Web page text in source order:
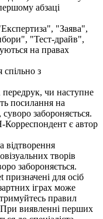
абзаці
"Заява",
"Тест-драйв",
на правах
спільно з
передрук, чи наступне
посилання на
забороняється.
Корреспондент є автор
відтворення
творів
забороняється.
для осіб
іграх може
правил
При виявленні перших